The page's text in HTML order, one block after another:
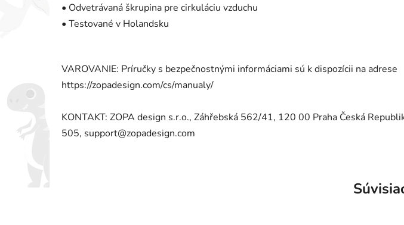
• Odvetrávaná škrupina pre cirkuláciu vzduchu
• Testované v Holandsku
VAROVANIE: Príručky s bezpečnostnými informáciami sú k dispozícii na adrese
https://zopadesign.com/cs/manualy/
KONTAKT: ZOPA design s.r.o., Záhřebská 562/41, 120 00 Praha Česká
505, support@zopadesign.com